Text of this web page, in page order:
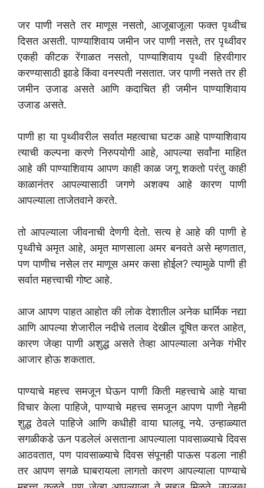
जर पाणी नसते तर माणूस नसतो, आजूबाजूला फक्त पृथ्वीच
दिसत असती. पाण्याशिवाय जमीन जर पाणी नसते, तर पृथ्वीवर
एकही कीटक रेंगाळत नसतो, पाण्याशिवाय पृथ्वी हिरवीगार
करण्यासाठी झाडे किंवा वनस्पती नसतात. जर पाणी नसते तर ही
जमीन उजाड असते आणि कदाचित ही जमीन पाण्याशिवाय
उजाड असते.
पाणी हा या पृथ्वीवरील सर्वात महत्वाचा घटक आहे पाण्याशिवाय
त्याची कल्पना करणे निरुपयोगी आहे, आपल्या सर्वांना माहित
आहे की पाण्याशिवाय आपण काही काळ जगू शकतो परंतु काही
काळानंतर आपल्यासाठी जगणे अशक्य आहे कारण पाणी
आपल्याला ताजेतवाने करते.
तो आपल्याला जीवनाची देणगी देतो. सत्य हे आहे की पाणी हे
पृथ्वीचे अमृत आहे, अमृत माणसाला अमर बनवते असे म्हणतात,
पण पाणीच नसेल तर माणूस अमर कसा होईल? त्यामुळे पाणी ही
सर्वात महत्त्वाची गोष्ट आहे.
आज आपण पाहत आहोत की लोक देशातील अनेक धार्मिक नद्या
आणि आपल्या शेजारील नदीचे तलाव देखील दूषित करत आहेत,
कारण जेव्हा पाणी अशुद्ध असते तेव्हा आपल्याला अनेक गंभीर
आजार होऊ शकतात.
पाण्याचे महत्त्व समजून घेऊन पाणी किती महत्त्वाचे आहे याचा
विचार केला पाहिजे, पाण्याचे महत्त्व समजून आपण पाणी नेहमी
शुद्ध ठेवले पाहिजे आणि कधीही वाया घालवू नये. उन्हाळ्यात
सगळीकडे ऊन पडलेलं असताना आपल्याला पावसाळ्याचे दिवस
आठवतात, पण पावसाळ्याचे दिवस संपूनही पाऊस पडला नाही
तर आपण सगळे घाबरायला लागतो कारण आपल्याला पाण्याचे